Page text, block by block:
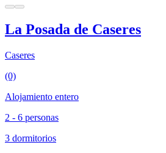
La Posada de Caseres
Caseres
(0)
Alojamiento entero
2 - 6 personas
3 dormitorios